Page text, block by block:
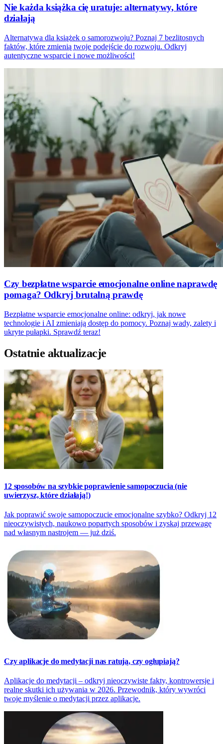
Nie każda książka cię uratuje: alternatywy, które
działają
Alternatywa dla książek o samorozwoju? Poznaj 7 bezlitosnych
faktów, które zmienią twoje podejście do rozwoju. Odkryj
autentyczne wsparcie i nowe możliwości!
Czy bezpłatne wsparcie emocjonalne online naprawdę
pomaga? Odkryj brutalną prawdę
Bezpłatne wsparcie emocjonalne online: odkryj, jak nowe
technologie i AI zmieniają dostęp do pomocy. Poznaj wady, zalety i
ukryte pułapki. Sprawdź teraz!
Ostatnie aktualizacje
12 sposobów na szybkie poprawienie samopoczucia (nie
uwierzysz, które działają!)
Jak poprawić swoje samopoczucie emocjonalne szybko? Odkryj 12
nieoczywistych, naukowo popartych sposobów i zyskaj przewagę
nad własnym nastrojem — już dziś.
Czy aplikacje do medytacji nas ratują, czy ogłupiają?
Aplikacje do medytacji – odkryj nieoczywiste fakty, kontrowersje i
realne skutki ich używania w 2026. Przewodnik, który wywróci
twoje myślenie o medytacji przez aplikacje.